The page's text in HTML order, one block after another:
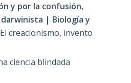
y por la confusión,
| Biología y
El creacionismo, invento
ciencia blindada